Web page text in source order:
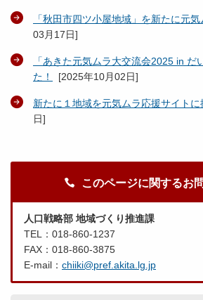
「秋田市四ツ小屋地域」を新たに元気
03月17日]
「あきた元気ムラ大交流会2025 in だ
た！
[2025年10月02日]
新たに１地域を元気ムラ応援サイトに
日]
このページに関するお
人口戦略部 地域づくり推進課
TEL：018-860-1237
FAX：018-860-3875
E-mail： chiiki@pref.akita.lg.jp